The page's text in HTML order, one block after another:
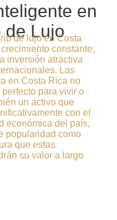
en
de Lujo
de lujo en Costa
constante,
inversión atractiva
Las
en Costa Rica no
para vivir o
un activo que
con el
económica del país,
popularidad como
que estas
su valor a largo